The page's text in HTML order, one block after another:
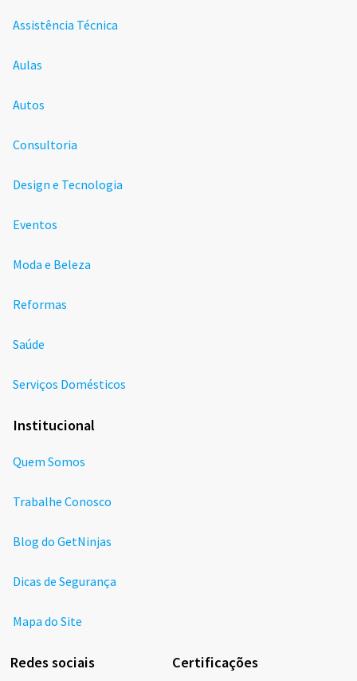
Assistência Técnica
Aulas
Autos
Consultoria
Design e Tecnologia
Eventos
Moda e Beleza
Reformas
Saúde
Serviços Domésticos
Institucional
Quem Somos
Trabalhe Conosco
Blog do GetNinjas
Dicas de Segurança
Mapa do Site
Redes sociais Certificações